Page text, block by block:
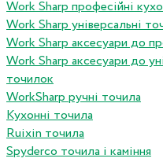
Work Sharp професiйнi
Work Sharp унiверсальнi
Work Sharp аксесуари до
Work Sharp аксесуари до
точилок
WorkSharp ручні точила
Кухонні точила
Ruixin точила
Spyderco точила і каміння